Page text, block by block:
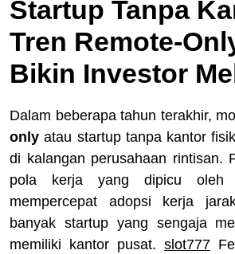
Startup Tanpa
Tren Remote-
Bikin Investor
Dalam beberapa tahun terakhir,
only atau startup tanpa kantor
di kalangan perusahaan rintisan.
pola kerja yang dipicu oleh
mempercepat adopsi kerja
banyak startup yang sengaja
memiliki kantor pusat. slot777